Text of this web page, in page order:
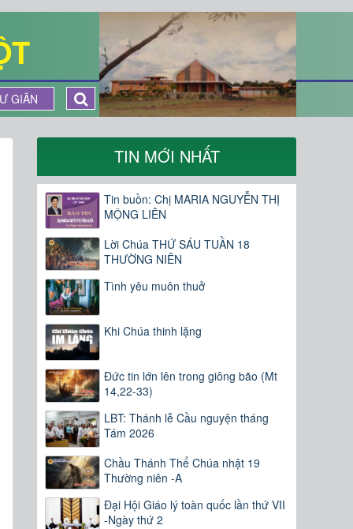
GIÃN
TIN MỚI NHẤT
Tin buồn: Chị MARIA NGUYỄN THỊ
MỘNG LIÊN
Lời Chúa THỨ SÁU TUẦN 18
THƯỜNG NIÊN
Tình yêu muôn thuở
Khi Chúa thinh lặng
Đức tin lớn lên trong giông bão (Mt
14,22-33)
LBT: Thánh lễ Cầu nguyện tháng
Tám 2026
Chầu Thánh Thể Chúa nhật 19
Thường niên -A
Đại Hội Giáo lý toàn quốc lần thứ VII
-Ngày thứ 2